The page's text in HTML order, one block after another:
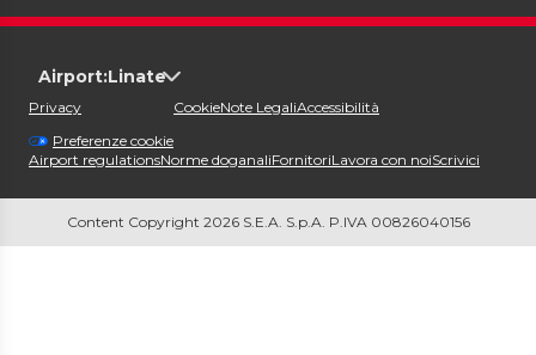
Airport:Linate
Privacy
Preferenze cookie
CookieNote LegaliAccessibilità
Airport regulationsNorme doganaliFornitoriLavora con noiScrivici
Content Copyright 2026 S.E.A. S.p.A. P.IVA 00826040156